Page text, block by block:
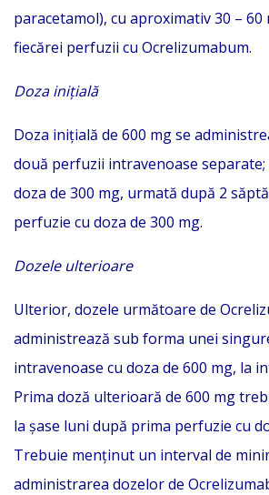
paracetamol), cu aproximativ 30 –
fiecărei perfuzii cu Ocrelizumabum.
Doza iniţială
Doza iniţială de 600 mg se
două perfuzii intravenoase
doza de 300 mg, urmată după 2
perfuzie cu doza de 300 mg.
Dozele ulterioare
Ulterior, dozele următoare de
administrează sub forma unei
intravenoase cu doza de 600 mg, la
Prima doză ulterioară de 600 mg
la şase luni după prima perfuzie cu
Trebuie menţinut un interval de
administrarea dozelor de